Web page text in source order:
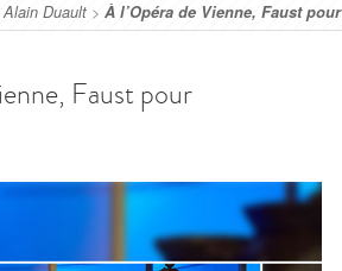
Alain Duault > À l’Opéra de Vienne, Faust pour
Faust pour